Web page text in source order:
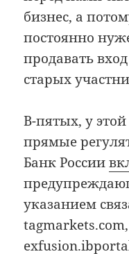
бизнес, а
постоянно
продавать
старых
В-пятых, у
прямые
Банк России
указанием